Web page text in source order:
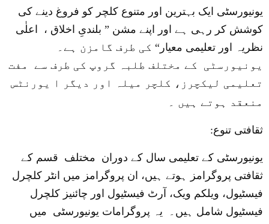
یونیورسٹی ایک بہترین اور متنوع کلچر کو فروغ دینے کی
کوشش کر رہی ہے اور اپنے مشن ” بلندیِ اخلاق ، اعلٰی
نظریہ اور تعلیمی معیار “ کی طرف گامزن ہے۔
یونیورسٹی کے مختلف طلبہ گروپ کی طرف سے مفت
تعلیمی لیکچرز، کلچر میلہ اور دیگر ا یورنٹس
منعقد ہوتے ہیں ۔
ثقافتی تنوع:
یونیورسٹی کے تعلیمی سال کے دوران مختلف قسم کے
ثقافتی پروگرامز ہوتے ہیں، ان پروگرامز میں انٹر کلچرل
فیسٹیول، ویلکم ویک، آرٹ فیسٹیول اور چائنیز کلچرل
فیسٹیول شامل ہیں۔ یہ پروگرامات یونیورسٹی میں